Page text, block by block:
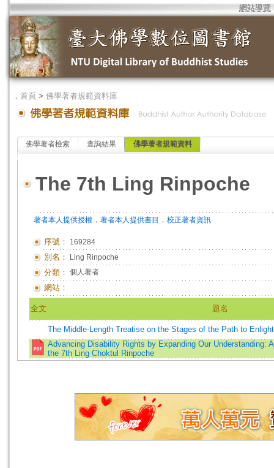
網站導覽
． 首頁 > 佛學著者規範資料庫
佛學著者檢索 查詢結果 佛學著者規範資料
The 7th Ling Rinpoche
著者本人提供授權 ． 著者本人提供書目 ． 校正著者資訊
序號： 169284
別名： Ling Rinpoche
分類： 個人著者
網站：
全文 題名
The Middle-Length Treatise on the Stages of the Path to
Advancing Disability Rights by Expanding Our Understanding:
the 7th Ling Choktul Rinpoche